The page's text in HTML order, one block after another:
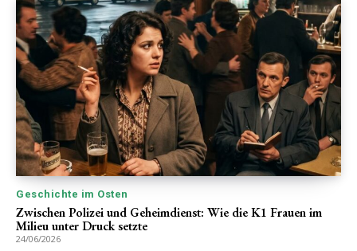
Geschichte im Osten
Zwischen Polizei und Geheimdienst: Wie die K1 Frauen im
Milieu unter Druck setzte
24/06/2026